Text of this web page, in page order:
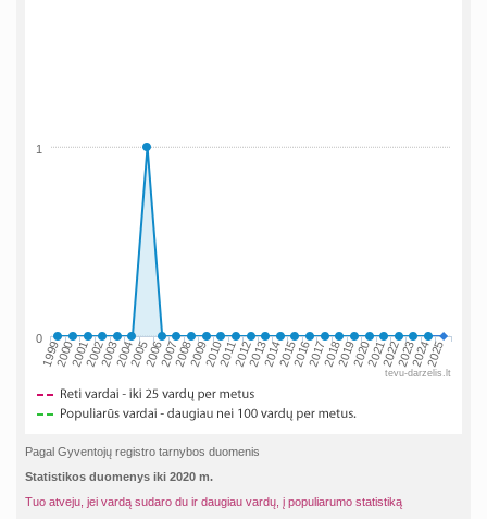
199920002001200220032004200520062007200820092010201120122013201420152016201720182019202020212022202320242025
0
1
tevu-darzelis.lt
Pagal Gyventojų registro tarnybos duomenis
Statistikos duomenys iki 2020 m.
Tuo atveju, jei vardą sudaro du ir daugiau vardų, į populiarumo statistiką